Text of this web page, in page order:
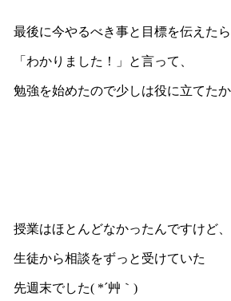
最後に今やるべき事と目標を伝えたら
「わかりました！」と言って、
勉強を始めたので少しは役に立てた
授業はほとんどなかったんですけど、
生徒から相談をずっと受けていた
先週末でした( *´艸｀)